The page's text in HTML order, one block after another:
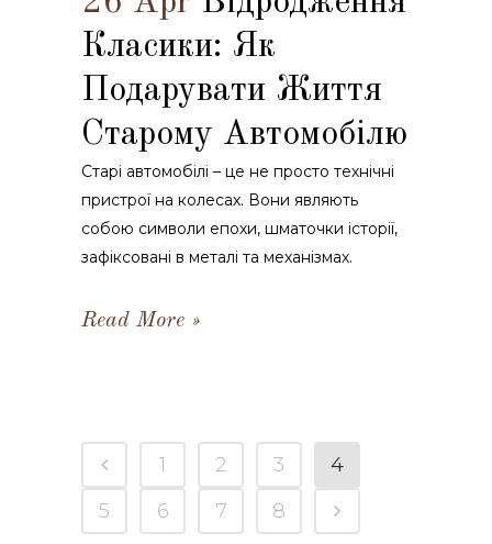
Класики: Як
Подарувати Життя
Старому Автомобілю
Старі автомобілі – це не просто технічні
пристрої на колесах. Вони являють
собою символи епохи, шматочки історії,
зафіксовані в металі та механізмах.
Read More
1 2 3
4
5
6 7 8